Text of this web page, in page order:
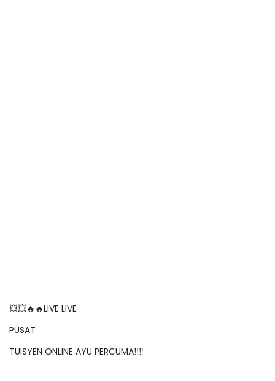
💥💥🔥🔥LIVE LIVE
PUSAT
TUISYEN ONLINE AYU PERCUMA‼️‼️